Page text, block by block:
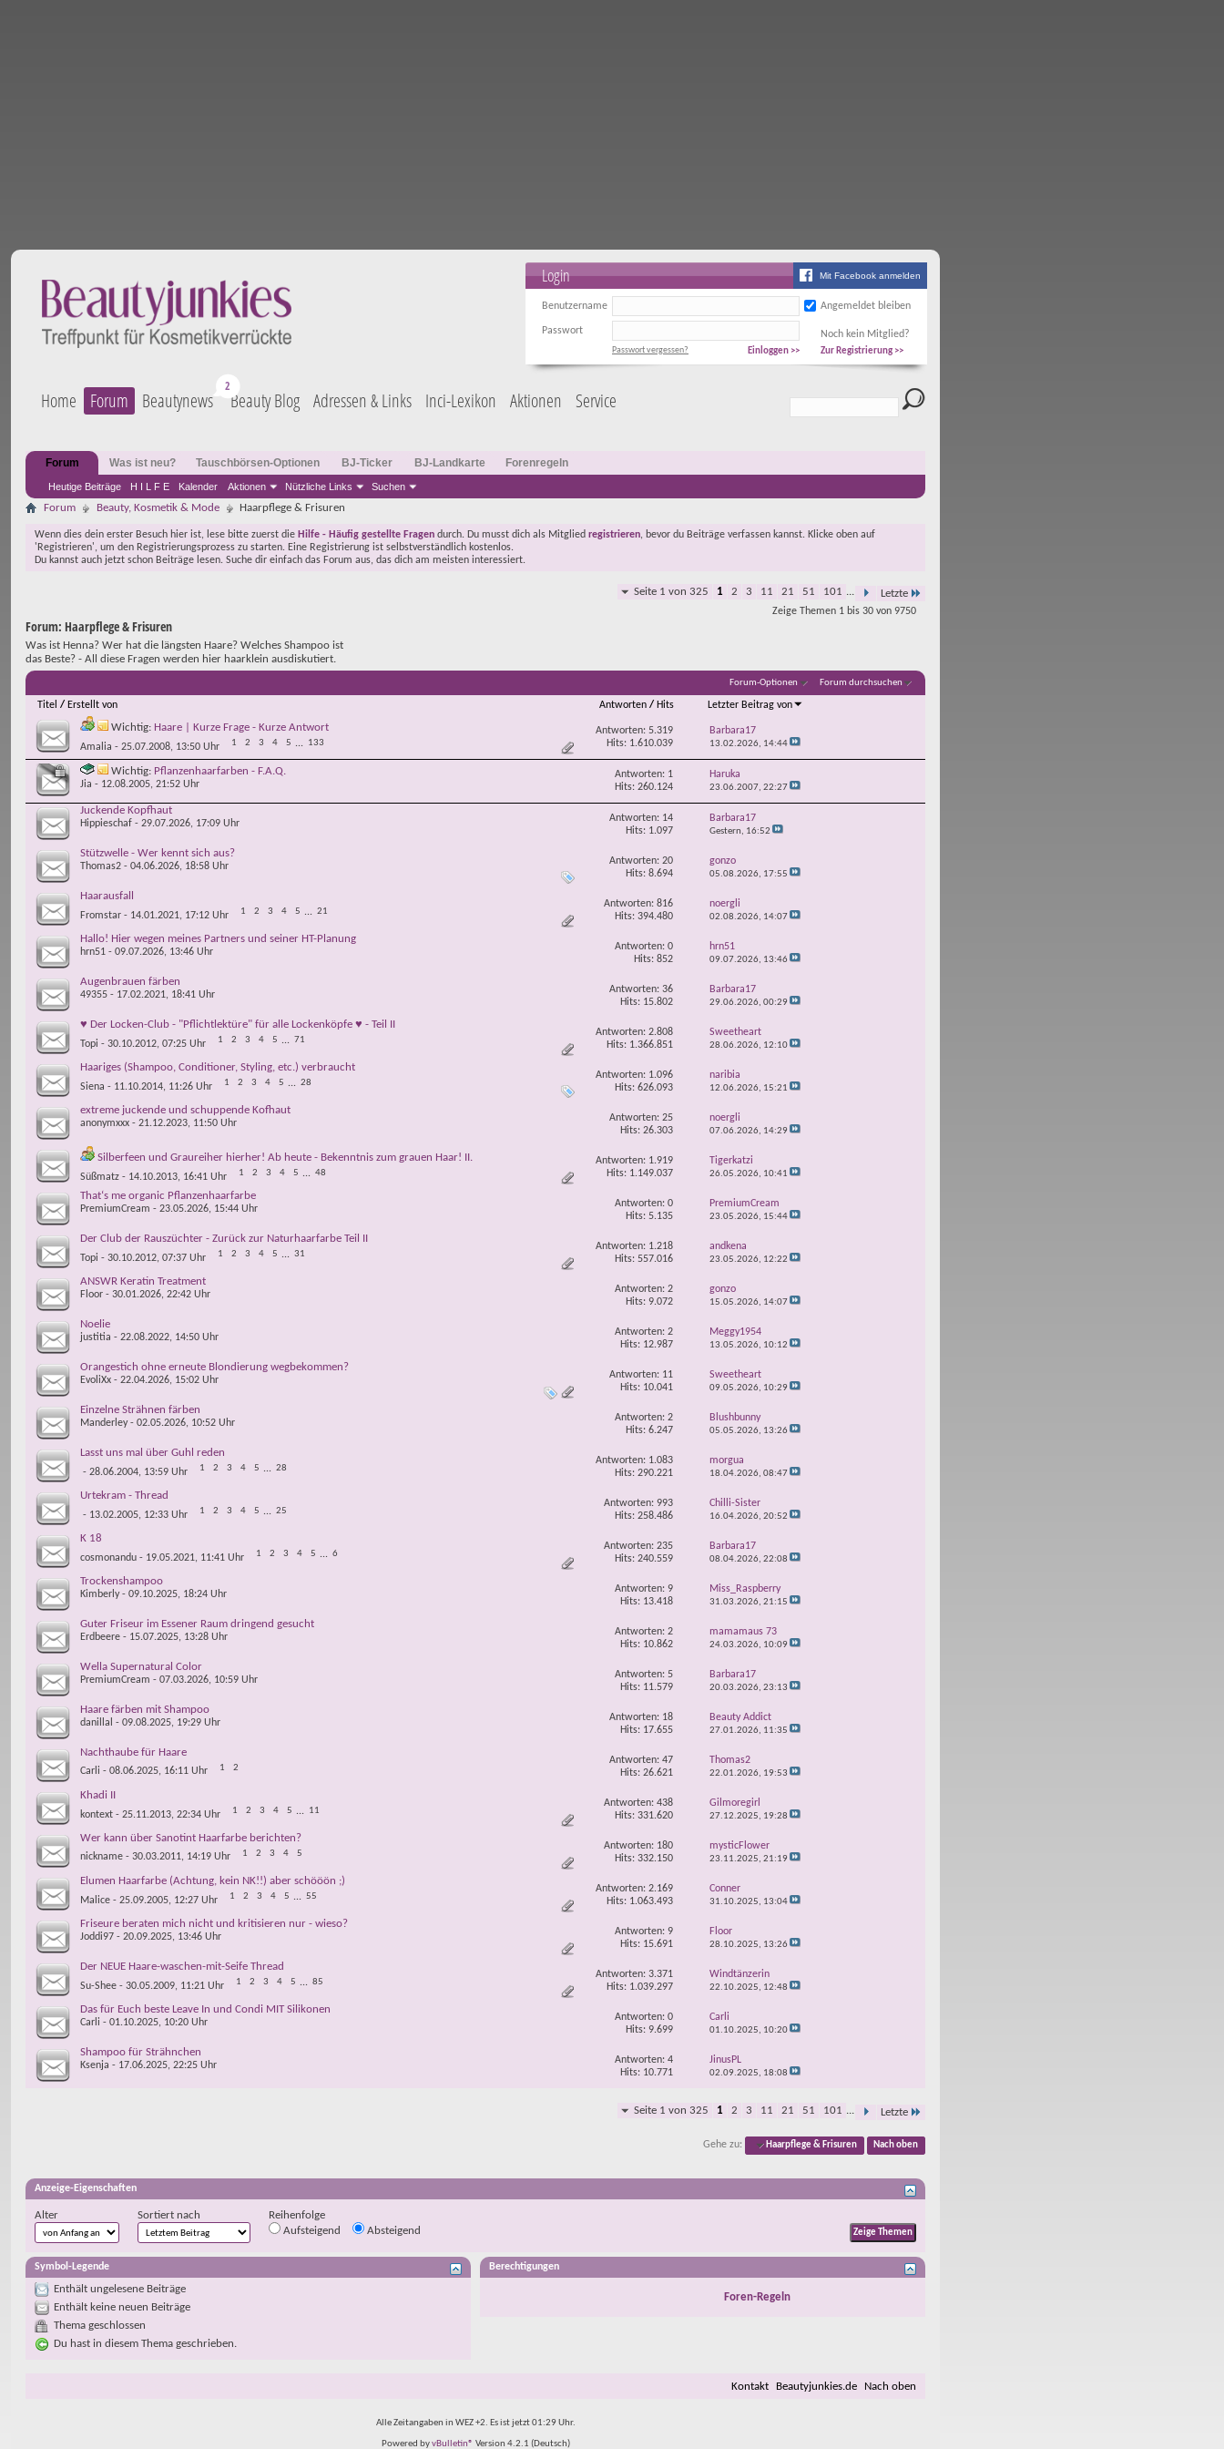
Mit Facebook anmelden
Login
Benutzername Angemeldet bleiben
Passwort Noch kein Mitglied?
Einloggen >>
Passwort vergessen? Zur Registrierung >>
Home Forum Beautynews Beauty Blog Adressen & Links Inci-Lexikon Aktionen Service
Forum
Heutige Beiträge H I L F E Kalender Aktionen Nützliche Links Suchen
Was ist neu? Tauschbörsen-Optionen BJ-Ticker BJ-Landkarte Forenregeln
Forum Beauty, Kosmetik & Mode Haarpflege & Frisuren
Wenn dies dein erster Besuch hier ist, lese bitte zuerst die Hilfe - Häufig gestellte Fragen durch. Du musst dich als Mitglied registrieren, bevor du Beiträge verfassen kannst. Klicke oben auf
'Registrieren', um den Registrierungsprozess zu starten. Eine Registrierung ist selbstverständlich kostenlos.
Du kannst auch jetzt schon Beiträge lesen. Suche dir einfach das Forum aus, das dich am meisten interessiert.
Seite 1 von 325 1 2 3 11 21 51 101 ... Letzte
Zeige Themen 1 bis 30 von 9750
Forum: Haarpflege & Frisuren
Was ist Henna? Wer hat die längsten Haare? Welches Shampoo ist
das Beste? - All diese Fragen werden hier haarklein ausdiskutiert.
Forum-Optionen Forum durchsuchen
Titel / Erstellt von Antworten/ Hits Letzter Beitrag von
Wichtig: Haare | Kurze Frage - Kurze Antwort
Amalia - 25.07.2008, 13:50 Uhr 1 2 3 4 5 ... 133
Antworten:5.319
Hits: 1.610.039
Barbara17
13.02.2026, 14:44
Wichtig: Pflanzenhaarfarben - F.A.Q.
Jia - 12.08.2005, 21:52 Uhr
Antworten: 1
Hits: 260.124
Haruka
23.06.2007, 22:27
Juckende Kopfhaut
Hippieschaf - 29.07.2026, 17:09 Uhr
Antworten: 14
Hits: 1.097
Barbara17
Gestern, 16:52
Stützwelle - Wer kennt sich aus?
Thomas2 - 04.06.2026, 18:58 Uhr
Antworten:20
Hits: 8.694
gonzo
05.08.2026, 17:55
Haarausfall
Fromstar - 14.01.2021, 17:12 Uhr 1 2 3 4 5 ... 21
Antworten:816
Hits: 394.480
noergli
02.08.2026, 14:07
Hallo! Hier wegen meines Partners und seiner HT-Planung
hrn51 - 09.07.2026, 13:46 Uhr
Antworten:0
Hits: 852
hrn51
09.07.2026, 13:46
Augenbrauen färben
49355 - 17.02.2021, 18:41 Uhr
Antworten:36
Hits: 15.802
Barbara17
29.06.2026, 00:29
♥ Der Locken-Club - "Pflichtlektüre" für alle Lockenköpfe ♥ - Teil II
Topi - 30.10.2012, 07:25 Uhr 1 2 3 4 5 ... 71
Antworten:2.808
Hits: 1.366.851
Sweetheart
28.06.2026, 12:10
Haariges (Shampoo, Conditioner, Styling, etc.) verbraucht
Siena - 11.10.2014, 11:26 Uhr 1 2 3 4 5 ... 28
Antworten: 1.096
Hits: 626.093
naribia
12.06.2026, 15:21
extreme juckende und schuppende Kofhaut
anonymxxx - 21.12.2023, 11:50 Uhr
Antworten:25
Hits: 26.303
noergli
07.06.2026, 14:29
Silberfeen und Graureiher hierher! Ab heute - Bekenntnis zum grauen Haar! II.
Süßmatz - 14.10.2013, 16:41 Uhr 1 2 3 4 5 ... 48
Antworten: 1.919
Hits: 1.149.037
Tigerkatzi
26.05.2026, 10:41
That‘s me organic Pflanzenhaarfarbe
PremiumCream - 23.05.2026, 15:44 Uhr
Antworten:0
Hits: 5.135
PremiumCream
23.05.2026, 15:44
Der Club der Rauszüchter - Zurück zur Naturhaarfarbe Teil II
Topi - 30.10.2012, 07:37 Uhr 1 2 3 4 5 ... 31
Antworten: 1.218
Hits: 557.016
andkena
23.05.2026, 12:22
ANSWR Keratin Treatment
Floor - 30.01.2026, 22:42 Uhr
Antworten:2
Hits: 9.072
gonzo
15.05.2026, 14:07
Noelie
justitia - 22.08.2022, 14:50 Uhr
Antworten:2
Hits: 12.987
Meggy1954
13.05.2026, 10:12
Orangestich ohne erneute Blondierung wegbekommen?
EvoliXx - 22.04.2026, 15:02 Uhr
Antworten: 11
Hits: 10.041
Sweetheart
09.05.2026, 10:29
Einzelne Strähnen färben
Manderley- 02.05.2026, 10:52 Uhr
Antworten:2
Hits: 6.247
Blushbunny
05.05.2026, 13:26
Lasst uns mal über Guhl reden
- 28.06.2004, 13:59 Uhr 1 2 3 4 5 ... 28
Antworten: 1.083
Hits: 290.221
morgua
18.04.2026, 08:47
Urtekram - Thread
- 13.02.2005, 12:33 Uhr 1 2 3 4 5 ... 25
Antworten:993
Hits: 258.486
Chilli-Sister
16.04.2026, 20:52
K 18
cosmonandu - 19.05.2021, 11:41 Uhr 1 2 3 4 5 ... 6
Antworten:235
Hits: 240.559
Barbara17
08.04.2026, 22:08
Trockenshampoo
Kimberly- 09.10.2025, 18:24 Uhr
Antworten:9
Hits: 13.418
Miss_Raspberry
31.03.2026, 21:15
Guter Friseur im Essener Raum dringend gesucht
Erdbeere - 15.07.2025, 13:28 Uhr
Antworten:2
Hits: 10.862
mamamaus 73
24.03.2026, 10:09
Wella Supernatural Color
PremiumCream - 07.03.2026, 10:59 Uhr
Antworten:5
Hits: 11.579
Barbara17
20.03.2026, 23:13
Haare färben mit Shampoo
danillal - 09.08.2025, 19:29 Uhr
Antworten: 18
Hits: 17.655
Beauty Addict
27.01.2026, 11:35
Nachthaube für Haare
Carli - 08.06.2025, 16:11 Uhr 1 2
Antworten:47
Hits: 26.621
Thomas2
22.01.2026, 19:53
Khadi II
kontext - 25.11.2013, 22:34 Uhr 1 2 3 4 5 ... 11
Antworten:438
Hits: 331.620
Gilmoregirl
27.12.2025, 19:28
Wer kann über Sanotint Haarfarbe berichten?
nickname - 30.03.2011, 14:19 Uhr 1 2 3 4 5
Antworten: 180
Hits: 332.150
mysticFlower
23.11.2025, 21:19
Elumen Haarfarbe (Achtung, kein NK!!) aber schööön ;)
Malice - 25.09.2005, 12:27 Uhr 1 2 3 4 5 ... 55
Antworten:2.169
Hits: 1.063.493
Conner
31.10.2025, 13:04
Friseure beraten mich nicht und kritisieren nur - wieso?
Joddi97 - 20.09.2025, 13:46 Uhr
Antworten:9
Hits: 15.691
Floor
28.10.2025, 13:26
Der NEUE Haare-waschen-mit-Seife Thread
Su-Shee - 30.05.2009, 11:21 Uhr 1 2 3 4 5 ... 85
Antworten:3.371
Hits: 1.039.297
Windtänzerin
22.10.2025, 12:48
Das für Euch beste Leave In und Condi MIT Silikonen
Carli - 01.10.2025, 10:20 Uhr
Antworten:0
Hits: 9.699
Carli
01.10.2025, 10:20
Shampoo für Strähnchen
Ksenja - 17.06.2025, 22:25 Uhr
Antworten:4
Hits: 10.771
JinusPL
02.09.2025, 18:08
Seite 1 von 325 1 2 3 11 21 51 101 ... Letzte
Gehe zu: Haarpflege & Frisuren Nach oben
Anzeige-Eigenschaften
Alter Sortiert nach
Reihenfolge
Aufsteigend
Absteigend
Symbol-Legende
Enthält ungelesene Beiträge
Enthält keine neuen Beiträge
Thema geschlossen
Du hast in diesem Thema geschrieben.
Berechtigungen
Foren-Regeln
Kontakt Beautyjunkies.de Nach oben
Alle Zeitangaben in WEZ +2. Es ist jetzt01:29Uhr.
Powered byvBulletin® Version 4.2.1 (Deutsch)